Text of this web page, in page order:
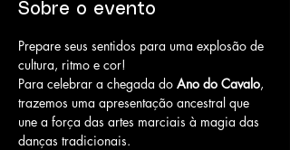
Sobre o evento
Prepare seus sentidos para uma explosão de
cultura, ritmo e cor!
Para celebrar a chegada do Ano do Cavalo,
trazemos uma apresentação ancestral que
une a força das artes marciais à magia das
danças tradicionais.